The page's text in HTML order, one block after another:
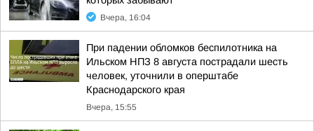
Вчера, 16:04
При падении обломков беспилотника на
Ильском НПЗ 8 августа пострадали шесть
человек, уточнили в оперштабе
Краснодарского края
Вчера, 15:55